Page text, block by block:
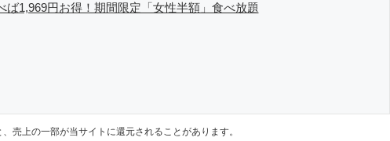
ば1,969円お得！期間限定「女性半額」食べ放題
売上の一部が当サイトに還元されることがあります。